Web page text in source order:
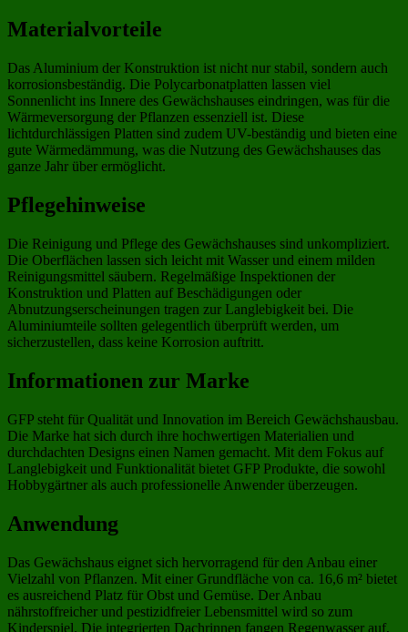
Materialvorteile
Das Aluminium der Konstruktion ist nicht nur stabil, sondern auch
korrosionsbeständig. Die Polycarbonatplatten lassen viel
Sonnenlicht ins Innere des Gewächshauses eindringen, was für die
Wärmeversorgung der Pflanzen essenziell ist. Diese
lichtdurchlässigen Platten sind zudem UV-beständig und bieten eine
gute Wärmedämmung, was die Nutzung des Gewächshauses das
ganze Jahr über ermöglicht.
Pflegehinweise
Die Reinigung und Pflege des Gewächshauses sind unkompliziert.
Die Oberflächen lassen sich leicht mit Wasser und einem milden
Reinigungsmittel säubern. Regelmäßige Inspektionen der
Konstruktion und Platten auf Beschädigungen oder
Abnutzungserscheinungen tragen zur Langlebigkeit bei. Die
Aluminiumteile sollten gelegentlich überprüft werden, um
sicherzustellen, dass keine Korrosion auftritt.
Informationen zur Marke
GFP steht für Qualität und Innovation im Bereich Gewächshausbau.
Die Marke hat sich durch ihre hochwertigen Materialien und
durchdachten Designs einen Namen gemacht. Mit dem Fokus auf
Langlebigkeit und Funktionalität bietet GFP Produkte, die sowohl
Hobbygärtner als auch professionelle Anwender überzeugen.
Anwendung
Das Gewächshaus eignet sich hervorragend für den Anbau einer
Vielzahl von Pflanzen. Mit einer Grundfläche von ca. 16,6 m² bietet
es ausreichend Platz für Obst und Gemüse. Der Anbau
nährstoffreicher und pestizidfreier Lebensmittel wird so zum
Kinderspiel. Die integrierten Dachrinnen fangen Regenwasser auf,